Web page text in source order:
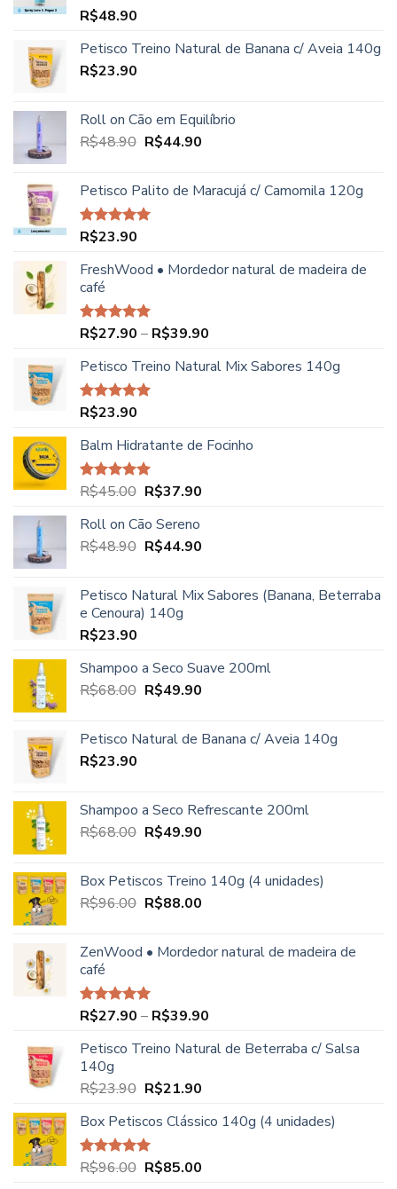
Avaliação
R$48.90
Petisco Treino Natural de Banana c/ Aveia 140g
R$23.90
Roll on Cão em Equilíbrio
R$48.90 O
era:
R$48.90.
R$44.90O
é:
Petisco Palito de Maracujá c/ Camomila 120g
Avaliação
R$23.90
FreshWood • Mordedor natural de madeira de
café
Avaliação
R$27.90 – R$39.90
preço:
Petisco Treino Natural Mix Sabores 140g
Avaliação
R$23.90
Balm Hidratante de Focinho
Avaliação
R$45.00 O
original
era:
R$37.90O
é:
Roll on Cão Sereno
R$48.90 O
era:
R$48.90.
R$44.90O
é:
Petisco Natural Mix Sabores (Banana, Beterraba
e Cenoura) 140g
R$23.90
Shampoo a Seco Suave 200ml
R$68.00 O
era:
R$49.90O
é:
Petisco Natural de Banana c/ Aveia 140g
R$23.90
Shampoo a Seco Refrescante 200ml
R$68.00 O
era:
R$68.00.
R$49.90O
é:
R$49.90.
Box Petiscos Treino 140g (4 unidades)
R$96.00 O
era:
R$88.00O
é:
ZenWood • Mordedor natural de madeira de
café
Avaliação
R$27.90 – R$39.90
preço:
Petisco Treino Natural de Beterraba c/ Salsa
140g
R$23.90 O
original
era:
R$23.90.
R$21.90O
atual
R$21.90.
Box Petiscos Clássico 140g (4 unidades)
Avaliação
R$96.00 O
R$85.00O